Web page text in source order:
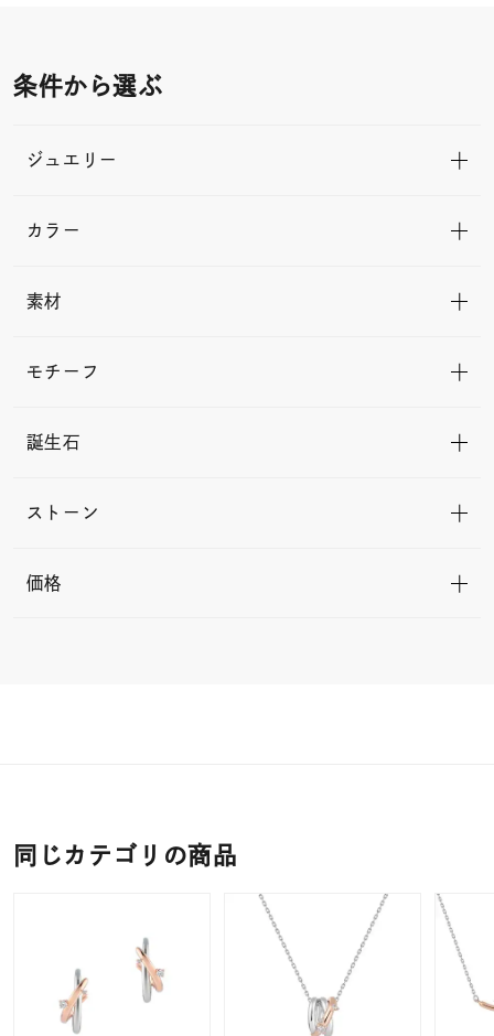
条件から選ぶ
ジュエリー
カラー
素材
モチーフ
誕生石
ストーン
価格
同じカテゴリの商品